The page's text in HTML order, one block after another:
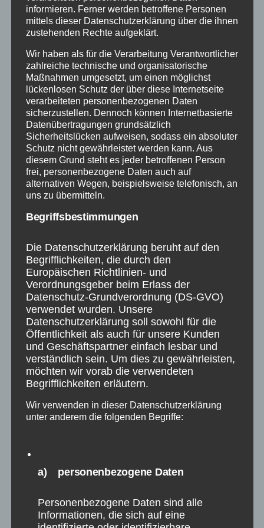
Struktur Öffentlichkeitsarbeit
informieren. Ferner werden betroffene Personen
mittels dieser Datenschutzerklärung über die ihnen
zustehenden Rechte aufgeklärt.
Wir haben als für die Verarbeitung Verantwortlicher
zahlreiche technische und organisatorische
Maßnahmen umgesetzt, um einen möglichst
lückenlosen Schutz der über diese Internetseite
verarbeiteten personenbezogenen Daten
sicherzustellen. Dennoch können Internetbasierte
Datenübertragungen grundsätzlich
Sicherheitslücken aufweisen, sodass ein absoluter
Schutz nicht gewährleistet werden kann. Aus
diesem Grund steht es jeder betroffenen Person
frei, personenbezogene Daten auch auf
alternativen Wegen, beispielsweise telefonisch, an
uns zu übermitteln.
Begriffsbestimmungen
Die Datenschutzerklärung beruht auf den
Begrifflichkeiten, die durch den
Europäischen Richtlinien- und
Verordnungsgeber beim Erlass der
Datenschutz-Grundverordnung (DS-GVO)
verwendet wurden. Unsere
Datenschutzerklärung soll sowohl für die
Öffentlichkeit als auch für unsere Kunden
und Geschäftspartner einfach lesbar und
verständlich sein. Um dies zu gewährleisten,
möchten wir vorab die verwendeten
Begrifflichkeiten erläutern.
Wir verwenden in dieser Datenschutzerklärung
unter anderem die folgenden Begriffe:
a) personenbezogene Daten
Personenbezogene Daten sind alle
Informationen, die sich auf eine